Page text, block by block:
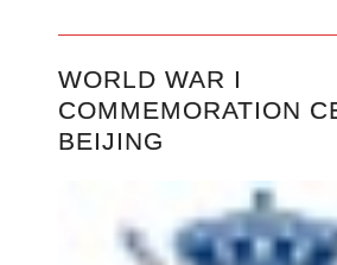
WORLD WAR I
COMMEMORATION
BEIJING